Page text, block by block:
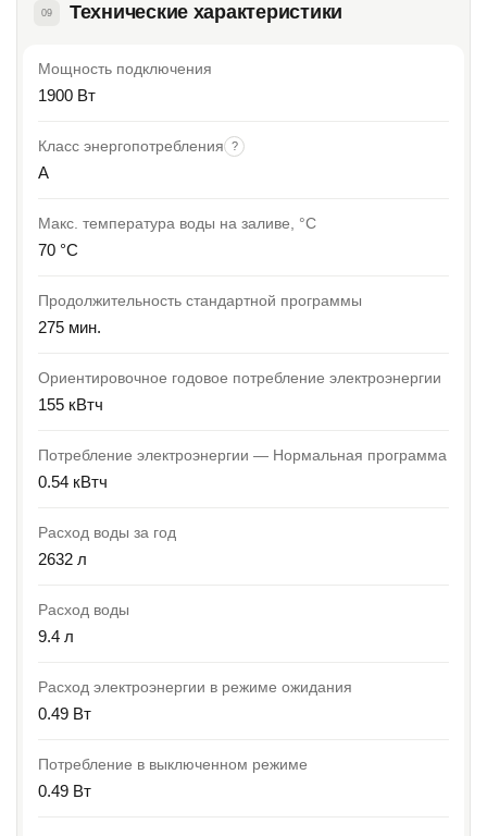
09 Технические характеристики
Мощность подключения
1900 Вт
Класс энергопотребления ?
A
Макс. температура воды на заливе, °C
70 °C
Продолжительность стандартной программы
275 мин.
Ориентировочное годовое потребление электроэнергии
155 кВтч
Потребление электроэнергии — Нормальная программа
0.54 кВтч
Расход воды за год
2632 л
Расход воды
9.4 л
Расход электроэнергии в режиме ожидания
0.49 Вт
Потребление в выключенном режиме
0.49 Вт